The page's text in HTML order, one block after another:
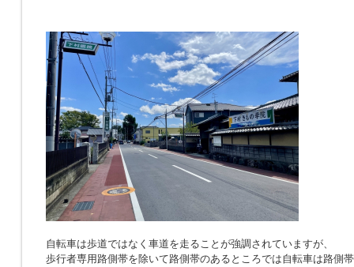
自転車は歩道ではなく車道を走ることが強調されていますが、
歩行者専用路側帯を除いて路側帯のあるところでは自転車は路側